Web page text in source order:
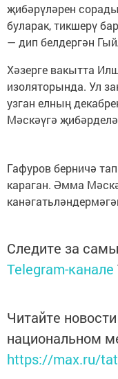
җибәрүләрен
буларак, тикшерү
— дип белдергән
Хәзерге вакытта
изоляторында. Ул
узган елның
Мәскәүгә
Гафуров берничә
караган. Әмма
Следите за
Telegram-канале
Читайте
национальном
https://max.ru/